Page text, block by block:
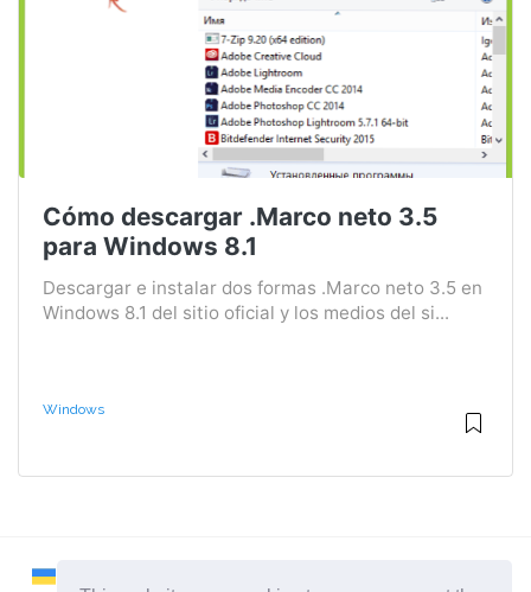
Cómo descargar .Marco neto 3.5
para Windows 8.1
Descargar e instalar dos formas .Marco neto 3.5 en
Windows 8.1 del sitio oficial y los medios del si...
Windows